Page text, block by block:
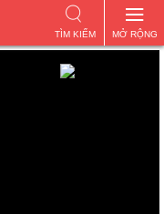
MỞ RỘNG
TÌM KIẾM